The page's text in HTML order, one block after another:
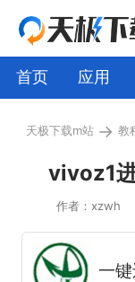
首页 应用
天极下载m站 → 教
vivoz1
作者：xzwh
一